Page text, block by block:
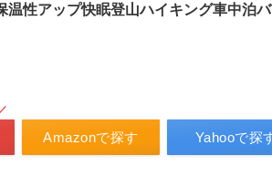
温性アップ快眠登山ハイキング車中泊
Amazonで探す Yahooで探